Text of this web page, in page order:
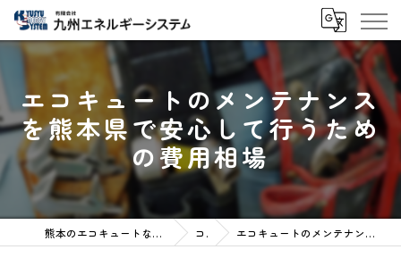
エコキュートのメンテナンス
を熊本県で安心して行うため
の費用相場
熊本のエコキュートなら有限会社九州エネルギーシステム コラム エコキュートのメンテナンスを熊本県で安心して行うための費用相場